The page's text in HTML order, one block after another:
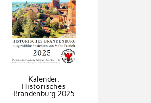
Kalender:
Historisches
Brandenburg 2025